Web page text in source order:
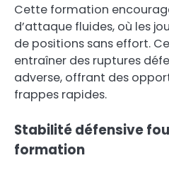
Cette formation
d’attaque fluides, où les
de positions sans effort.
entraîner des ruptures
adverse, offrant des
frappes rapides.
Stabilité défensive
formation